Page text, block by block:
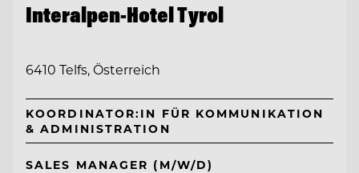
Interalpen-Hotel Tyrol
6410 Telfs, Österreich
KOORDINATOR:IN FÜR KOMMUNIKATION
& ADMINISTRATION
SALES MANAGER (M/W/D)